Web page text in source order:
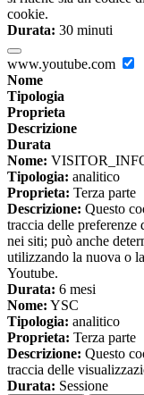
cookie.
Durata: 30 minuti
www.youtube.com
Nome
Tipologia
Proprieta
Descrizione
Durata
Nome:
Tipologia: analitico
Proprieta: Terza parte
Descrizione: Questo
traccia delle
nei siti; può anche
utilizzando la nuova o
Youtube.
Durata: 6 mesi
Nome: YSC
Tipologia: analitico
Proprieta: Terza parte
Descrizione: Questo
traccia delle
Durata: Sessione